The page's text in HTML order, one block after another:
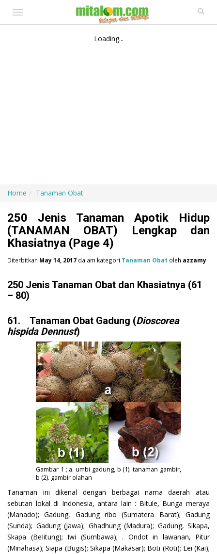
Toggle
navigation
Loading...
Home Tanaman Obat
250 Jenis Tanaman Apotik Hidup
(TANAMAN OBAT) Lengkap dan
Khasiatnya (Page 4)
Diterbitkan May 14, 2017 dalam kategori Tanaman Obat oleh azzamy
250 Jenis Tanaman Obat dan Khasiatnya (61
– 80)
61. Tanaman Obat Gadung (Dioscorea
hispida Dennust)
Gambar 1 ; a. umbi gadung, b (1). tanaman gambir,
b (2). gambir olahan
Tanaman ini dikenal dengan berbagai nama daerah atau
sebutan lokal di Indonesia, antara lain : Bitule, Bunga meraya
(Manado); Gadung, Gadung ribo (Sumatera Barat); Gadung
(Sunda); Gadung (Jawa); Ghadhung (Madura); Gadung, Sikapa,
Skapa (BeIitung); Iwi (Sumbawa); . Ondot in lawanan, Pitur
(Minahasa); Siapa (Bugis); Sikapa (Makasar); Boti (Roti); Lei (Kai);